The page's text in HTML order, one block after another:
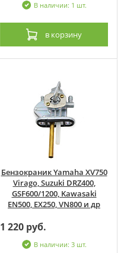
В наличии: 1 шт.
в корзину
Бензокраник Yamaha XV750
Virago, Suzuki DRZ400,
GSF600/1200, Kawasaki
EN500, EX250, VN800 и др
1 220 руб.
В наличии: 3 шт.